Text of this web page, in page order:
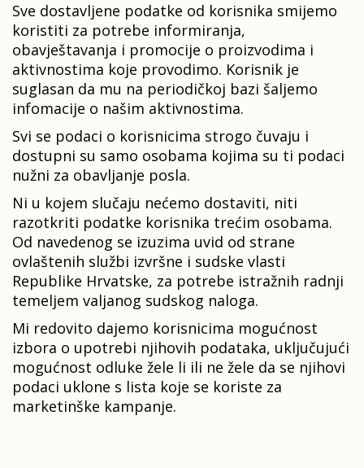
Sve dostavljene podatke od korisnika smijemo
koristiti za potrebe informiranja,
obavještavanja i promocije o proizvodima i
aktivnostima koje provodimo. Korisnik je
suglasan da mu na periodičkoj bazi šaljemo
infomacije o našim aktivnostima.
Svi se podaci o korisnicima strogo čuvaju i
dostupni su samo osobama kojima su ti podaci
nužni za obavljanje posla.
Ni u kojem slučaju nećemo dostaviti, niti
razotkriti podatke korisnika trećim osobama.
Od navedenog se izuzima uvid od strane
ovlaštenih službi izvršne i sudske vlasti
Republike Hrvatske, za potrebe istražnih radnji
temeljem valjanog sudskog naloga.
Mi redovito dajemo korisnicima mogućnost
izbora o upotrebi njihovih podataka, uključujući
mogućnost odluke žele li ili ne žele da se njihovi
podaci uklone s lista koje se koriste za
marketinške kampanje.